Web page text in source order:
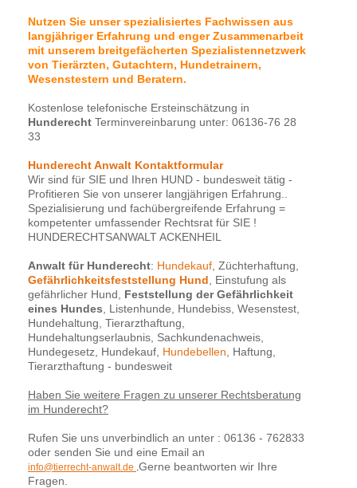
Nutzen Sie unser spezialisiertes Fachwissen aus
langjähriger Erfahrung und enger Zusammenarbeit
mit unserem breitgefächerten Spezialistennetzwerk
von Tierärzten, Gutachtern, Hundetrainern,
Wesenstestern und Beratern.
Kostenlose telefonische Ersteinschätzung in
Hunderecht Terminvereinbarung unter: 06136-76 28
33
Hunderecht Anwalt Kontaktformular
Wir sind für SIE und Ihren HUND - bundesweit tätig -
Profitieren Sie von unserer langjährigen Erfahrung..
Spezialisierung und fachübergreifende Erfahrung =
kompetenter umfassender Rechtsrat für SIE !
HUNDERECHTSANWALT ACKENHEIL
Anwalt für Hunderecht: Hundekauf , Züchterhaftung,
Gefährlichkeitsfeststellung Hund , Einstufung als
gefährlicher Hund, Feststellung der Gefährlichkeit
eines Hundes , Listenhunde, Hundebiss, Wesenstest,
Hundehaltung, Tierarzthaftung,
Hundehaltungserlaubnis, Sachkundenachweis,
Hundegesetz, Hundekauf, Hundebellen , Haftung,
Tierarzthaftung - bundesweit
Haben Sie weitere Fragen zu unserer Rechtsberatung
im Hunderecht?
Rufen Sie uns unverbindlich an unter : 06136 - 762833
oder senden Sie und eine Email an
info@tierrecht-anwalt.de .Gerne beantworten wir Ihre
Fragen.